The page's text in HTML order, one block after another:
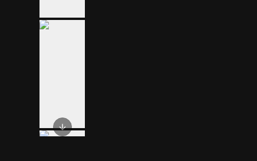
Next slide